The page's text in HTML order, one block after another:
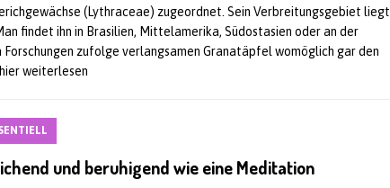
(Lythraceae) zugeordnet. Sein Verbreitungsgebiet liegt
findet ihn in Brasilien, Mittelamerika, Südostasien oder an der
Forschungen zufolge verlangsamen Granatäpfel womöglich gar den
weiterlesen
und beruhigend wie eine Meditation